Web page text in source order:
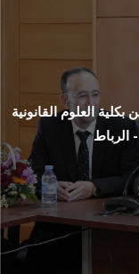
العلوم القانونية
الرباط